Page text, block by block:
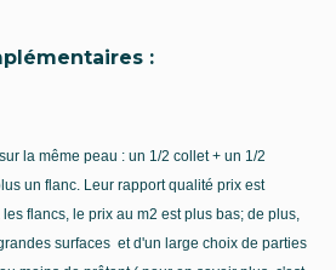
:
la même peau : un 1/2 collet + un 1/2
un flanc. Leur rapport qualité prix est
flancs, le prix au m2 est plus bas; de plus,
surfaces et d'un large choix de parties